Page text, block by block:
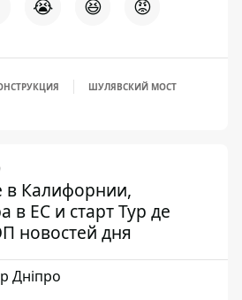
😭 😆 😡
ШУЛЯВСКИЙ МОСТ
в Калифорнии,
в ЕС и старт Тур де
новостей дня
Дніпро